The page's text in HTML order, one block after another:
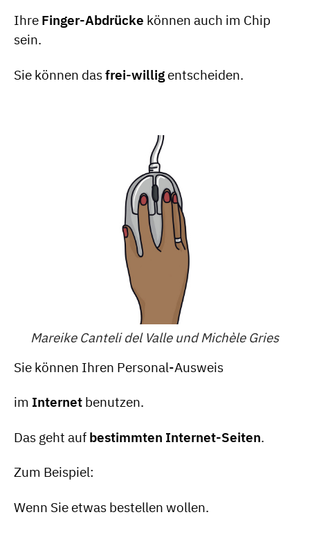
Ihre Finger-Abdrücke können auch im Chip
sein.
Sie können dasfrei-willig entscheiden.
Mareike Canteli del Valle und Michèle Gries
Sie können Ihren Personal-Ausweis
im Internet benutzen.
Das geht auf bestimmten Internet-Seiten.
Zum Beispiel:
Wenn Sie etwas bestellen wollen.